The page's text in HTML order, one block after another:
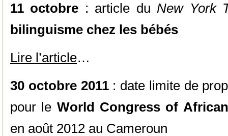
11 octobre : article duNew York
bilinguisme chez les bébés
Lire l’article…
30 octobre 2011 : date limite de
pour le World Congress of
en août 2012 au Cameroun